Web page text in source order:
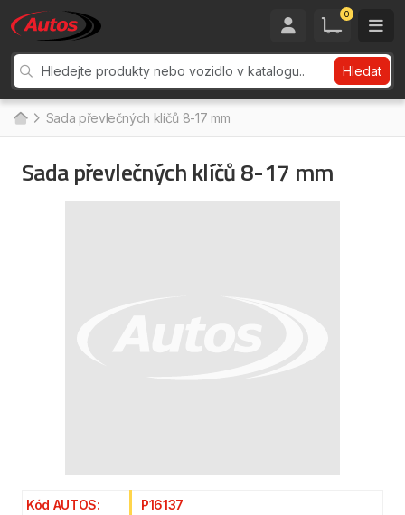
0
Hledat
Sada převlečných klíčů 8-17 mm
Sada převlečných klíčů 8-17 mm
Kód AUTOS:
P16137